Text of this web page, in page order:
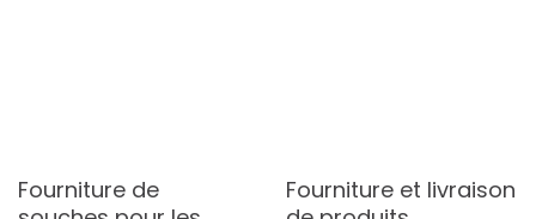
Fourniture de
Fourniture et livraison